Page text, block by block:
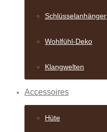
Schlüsselanhänger
Wohlfühl-Deko
Klangwelten
Accessoires
Hüte